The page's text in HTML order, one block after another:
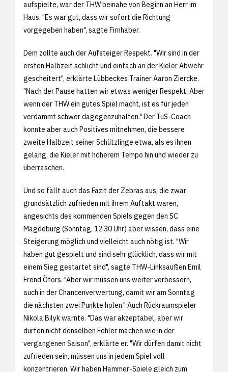
aufspielte, war der THW beinahe von Beginn an Herr im
Haus. "Es war gut, dass wir sofort die Richtung
vorgegeben haben", sagte Firnhaber.
Dem zollte auch der Aufsteiger Respekt. "Wir sind in der
ersten Halbzeit schlicht und einfach an der Kieler Abwehr
gescheitert", erklärte Lübbeckes Trainer Aaron Ziercke.
"Nach der Pause hatten wir etwas weniger Respekt. Aber
wenn der THW ein gutes Spiel macht, ist es für jeden
verdammt schwer dagegenzuhalten." Der TuS-Coach
konnte aber auch Positives mitnehmen, die bessere
zweite Halbzeit seiner Schützlinge etwa, als es ihnen
gelang, die Kieler mit höherem Tempo hin und wieder zu
überraschen.
Und so fällt auch das Fazit der Zebras aus, die zwar
grundsätzlich zufrieden mit ihrem Auftakt waren,
angesichts des kommenden Spiels gegen den SC
Magdeburg (Sonntag, 12.30 Uhr) aber wissen, dass eine
Steigerung möglich und vielleicht auch nötig ist. "Wir
haben gut gespielt und sind sehr glücklich, dass wir mit
einem Sieg gestartet sind", sagte THW-Linksaußen Emil
Frend Öfors. "Aber wir müssen uns weiter verbessern,
auch in der Chancenverwertung, damit wir am Sonntag
die nächsten zwei Punkte holen." Auch Rückraumspieler
Nikola Bilyk warnte. "Das war akzeptabel, aber wir
dürfen nicht denselben Fehler machen wie in der
vergangenen Saison", erklärte er. "Wir dürfen damit nicht
zufrieden sein, müssen uns in jedem Spiel voll
konzentrieren. Wir haben Hammer-Spiele gleich zum